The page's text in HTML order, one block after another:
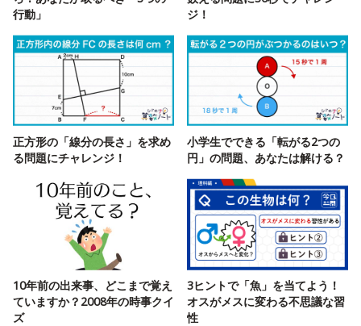
行動」
ジ！
正方形の「線分の長さ」を求め
る問題にチャレンジ！
小学生でできる「転がる2つの
円」の問題、あなたは解ける？
10年前の出来事、どこまで覚え
ていますか？2008年の時事クイ
ズ
3ヒントで「魚」を当てよう！
オスがメスに変わる不思議な習
性